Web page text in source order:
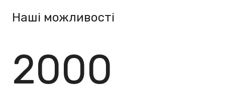
Наші можливості
2000